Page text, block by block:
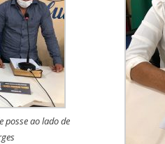
posse ao lado de